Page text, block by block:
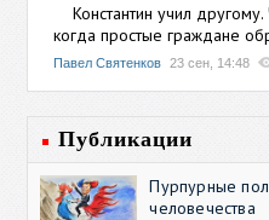
Константин учил другому.
когда простые граждане
Павел Святенков 23 сен, 14:48
Публикации
Пурпурные
человечества